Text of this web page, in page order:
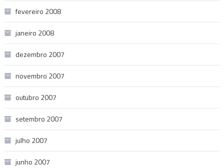
fevereiro 2008
janeiro 2008
dezembro 2007
novembro 2007
outubro 2007
setembro 2007
julho 2007
junho 2007